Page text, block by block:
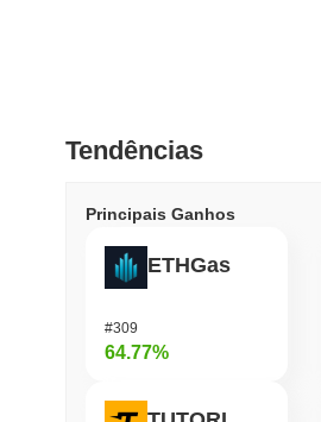
Tendências
Principais Ganhos
ETHGas
#309
64.77%